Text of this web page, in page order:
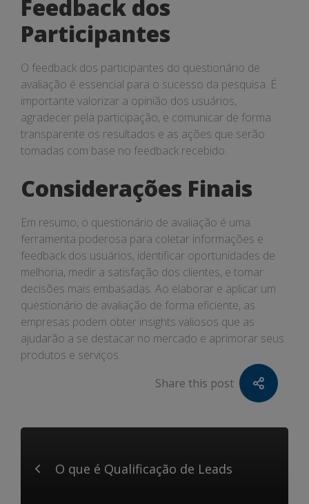
Feedback dos
Participantes
O feedback dos participantes do questionário de
avaliação é essencial para o sucesso da pesquisa. É
importante valorizar a opinião dos usuários,
agradecer pela participação, e comunicar de forma
transparente os resultados e as ações que serão
tomadas com base no feedback recebido.
Considerações Finais
Em resumo, o questionário de avaliação é uma
ferramenta poderosa para coletar informações e
feedback dos usuários, identificar oportunidades de
melhoria, medir a satisfação dos clientes, e tomar
decisões mais embasadas. Ao elaborar e aplicar um
questionário de avaliação de forma eficiente, as
empresas podem obter insights valiosos que as
ajudarão a se destacar no mercado e aprimorar seus
produtos e serviços.
Share this post
O que é Qualificação de Leads